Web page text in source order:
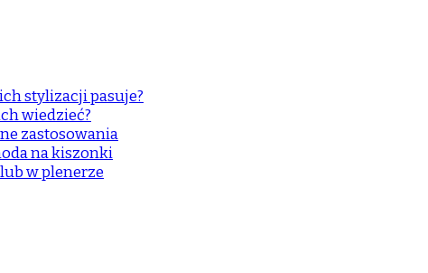
stylizacji pasuje?
wiedzieć?
zastosowania
na kiszonki
w plenerze